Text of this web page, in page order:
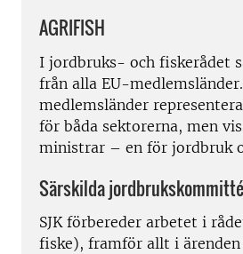
AGRIFISH
I jordbruks- och fiskerådet
från alla EU-
medlemsländer
för båda sektorerna, men
ministrar – en för jordbruk
Särskilda
SJK förbereder arbetet i
fiske), framför allt i